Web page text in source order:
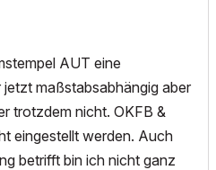
AUT eine
maßstabsabhängig aber
trotzdem nicht. OKFB &
eingestellt werden. Auch
betrifft bin ich nicht ganz